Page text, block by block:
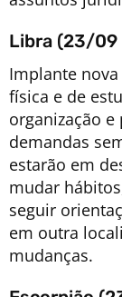
Libra (23/09
Implante
física e de
organização
demandas
estarão em
mudar
seguir
em outra
mudanças.